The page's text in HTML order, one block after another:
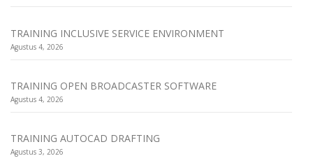
TRAINING INCLUSIVE SERVICE ENVIRONMENT
Agustus 4, 2026
TRAINING OPEN BROADCASTER SOFTWARE
Agustus 4, 2026
TRAINING AUTOCAD DRAFTING
Agustus 3, 2026